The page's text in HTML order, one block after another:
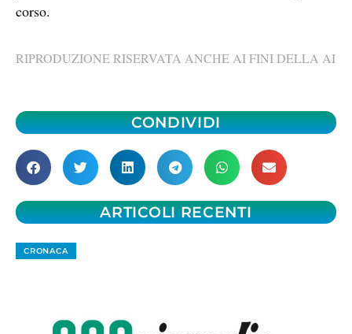
corso.
RIPRODUZIONE RISERVATA ANCHE AI FINI DELLA AI
CONDIVIDI
ARTICOLI RECENTI
CRONACA